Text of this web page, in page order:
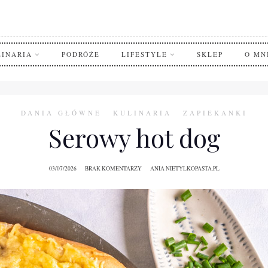
PODRÓŻE LIFESTYLE SKLEP O
DANIA GŁÓWNE KULINARIA ZAPIEKANKI
Serowy hot dog
03/07/2026 BRAK KOMENTARZY ANIA NIETYLKOPASTA.PL